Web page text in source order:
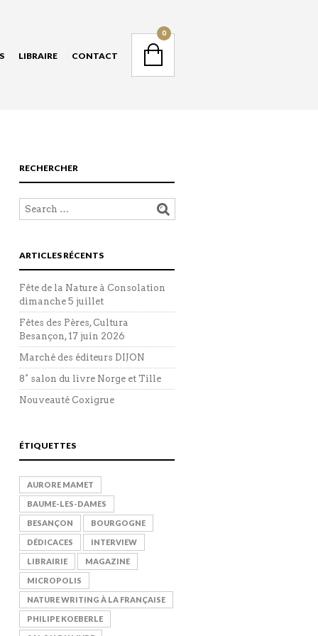
LIBRAIRE CONTACT
0
RECHERCHER
ARTICLES RÉCENTS
Fête de la Nature à Consolation
dimanche 5 juillet
Fêtes des Pères, Cultura
Besançon, 17 juin 2026
Marché des éditeurs DIJON
8° salon du livre Norge et Tille
Nouveauté Coxigrue
ÉTIQUETTES
AURORE MAMET
BAUME-LES-DAMES
BESANÇON BOURGOGNE
DÉDICACES INTERVIEW
LIBRAIRIE MAGAZINE
MICROPOLIS
NATURE WRITING À LA FRANÇAISE
PHILIPE KOEBERLE